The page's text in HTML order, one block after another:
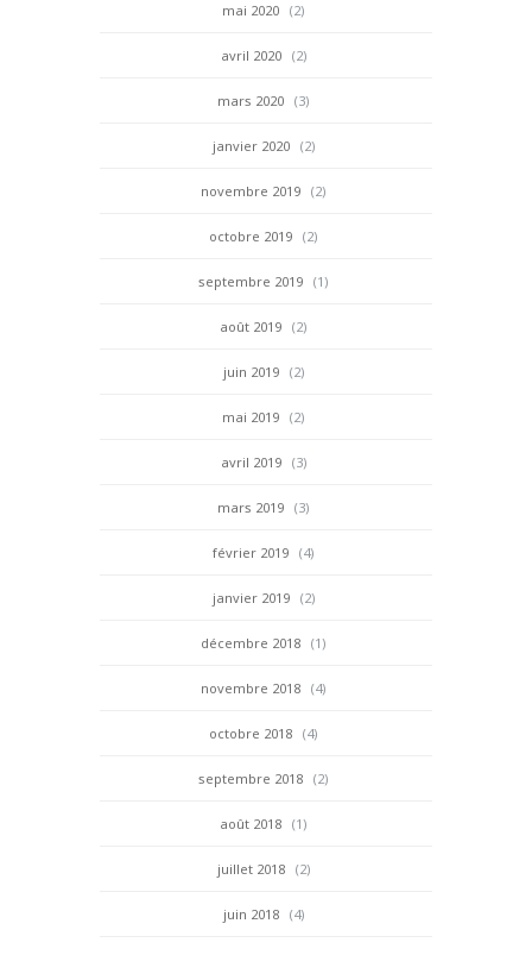
mai 2020 (2)
avril 2020 (2)
mars 2020 (3)
janvier 2020 (2)
novembre 2019 (2)
octobre 2019 (2)
septembre 2019 (1)
août 2019 (2)
juin 2019 (2)
mai 2019 (2)
avril 2019 (3)
mars 2019 (3)
février 2019 (4)
janvier 2019 (2)
décembre 2018 (1)
novembre 2018 (4)
octobre 2018 (4)
septembre 2018 (2)
août 2018 (1)
juillet 2018 (2)
juin 2018 (4)